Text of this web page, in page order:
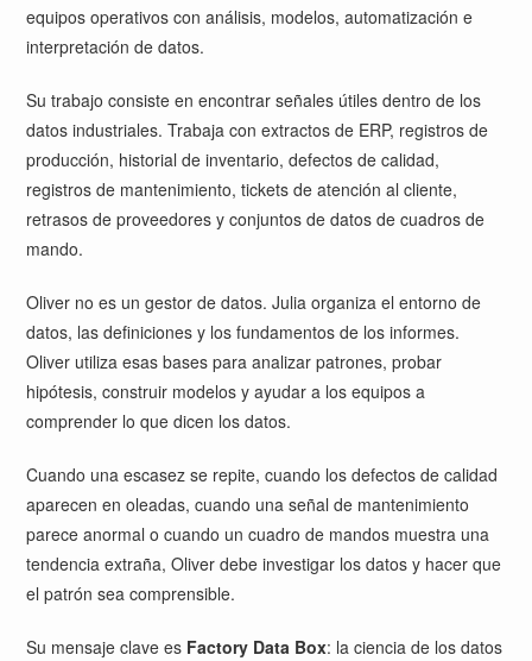
equipos operativos con análisis, modelos, automatización e
interpretación de datos.
Su trabajo consiste en encontrar señales útiles dentro de los
datos industriales. Trabaja con extractos de ERP, registros de
producción, historial de inventario, defectos de calidad,
registros de mantenimiento, tickets de atención al cliente,
retrasos de proveedores y conjuntos de datos de cuadros de
mando.
Oliver no es un gestor de datos. Julia organiza el entorno de
datos, las definiciones y los fundamentos de los informes.
Oliver utiliza esas bases para analizar patrones, probar
hipótesis, construir modelos y ayudar a los equipos a
comprender lo que dicen los datos.
Cuando una escasez se repite, cuando los defectos de calidad
aparecen en oleadas, cuando una señal de mantenimiento
parece anormal o cuando un cuadro de mandos muestra una
tendencia extraña, Oliver debe investigar los datos y hacer que
el patrón sea comprensible.
Su mensaje clave es Factory Data Box: la ciencia de los datos